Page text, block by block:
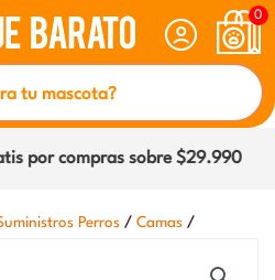
0
por compras sobre $29.990
Perros / Camas /